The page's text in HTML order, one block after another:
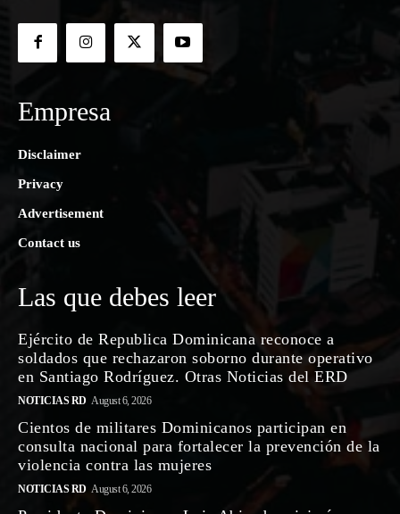
Empresa
Disclaimer
Privacy
Advertisement
Contact us
Las que debes leer
Ejército de Republica Dominicana reconoce a
soldados que rechazaron soborno durante operativo
en Santiago Rodríguez. Otras Noticias del ERD
NOTICIAS RD August 6, 2026
Cientos de militares Dominicanos participan en
consulta nacional para fortalecer la prevención de la
violencia contra las mujeres
NOTICIAS RD August 6, 2026